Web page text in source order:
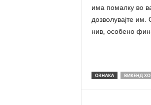
има помалку во
дозволувајте
нив, особено
ОЗНАКА ВИКЕНД